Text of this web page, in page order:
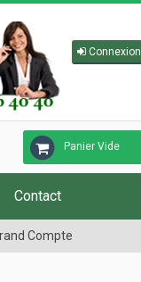
Connexion
Panier Vide
Contact
Compte